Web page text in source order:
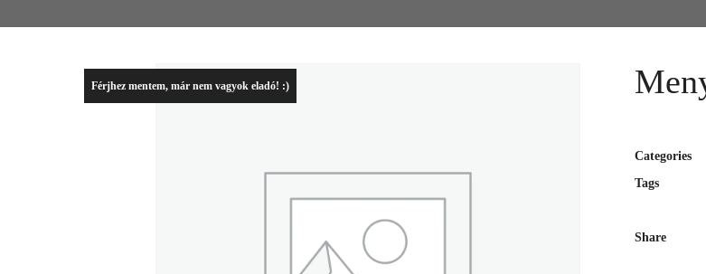
Férjhez mentem, már nem vagyok eladó! :)
Categories
Tags
Share